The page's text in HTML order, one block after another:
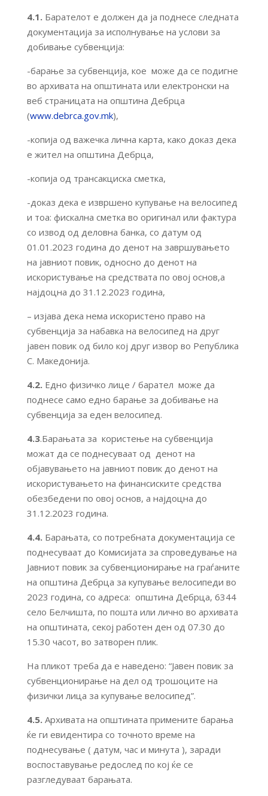
4.1.Барателот е должен да ја поднесе следната
документација за исполнување на услови за
добивање субвенција:
-барање за субвенција, кое може да се подигне
во архивата на општината или електронски на
веб страницата на општина Дебрца
(www.debrca.gov.mk),
-копија од важечка лична карта, како доказ дека
е жител на општина Дебрца,
-копија од трансакциска сметка,
-доказ дека е извршено купување на велосипед
и тоа: фискална сметка во оригинал или фактура
со извод од деловна банка, со датум од
01.01.2023 година до денот на завршувањето
на јавниот повик, односно до денот на
искористување на средствата по овој основ,а
најдоцна до 31.12.2023 година,
– изјава дека нема искористено право на
субвенција за набавка на велосипед на друг
јавен повик од било кој друг извор во Република
С. Македонија.
4.2.Едно физичко лице / барател може да
поднесе само едно барање за добивање на
субвенција за еден велосипед.
4.3.Барањата за користење на субвенција
можат да се поднесуваат од денот на
објавувањето на јавниот повик до денот на
искористувањето на финансиските средства
обезбедени по овој основ, а најдоцна до
31.12.2023 година.
4.4.Барањата, со потребната документација се
поднесуваат до Комисијата за спроведување на
Јавниот повик за субвенционирање на граѓаните
на општина Дебрца за купување велосипеди во
2023 година, со адреса: општина Дебрца, 6344
село Белчишта, по пошта или лично во архивата
на општината, секој работен ден од 07.30 до
15.30 часот, во затворен плик.
На пликот треба да е наведено: “Јавен повик за
субвенционирање на дел од трошоците на
физички лица за купување велосипед”.
4.5.Архивата на општината примените барања
ќе ги евидентира со точното време на
поднесување ( датум, час и минута ), заради
воспоставување редослед по кој ќе се
разгледуваат барањата.